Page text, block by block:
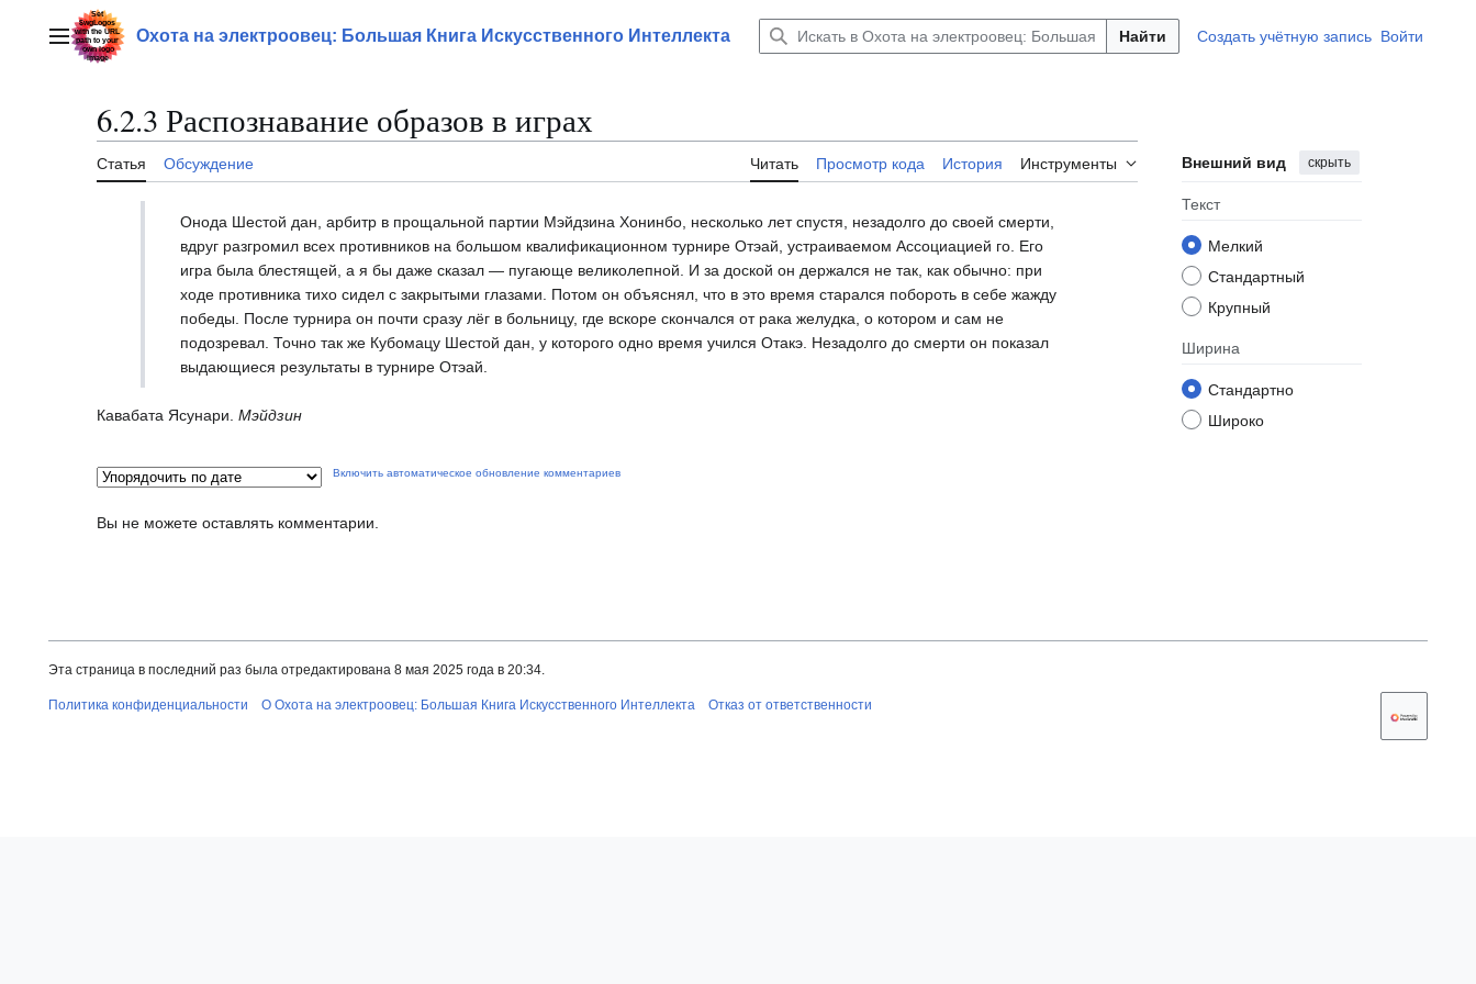
содержаниюГлавное менюОхота на электроовец: Большая Книга Искусственного Интеллекта Найти Создать учётную запись Войти
6.2.3 Распознавание образов в играх
Статья Обсуждение Читать Просмотр кода История Инструменты Внешний вид скрыть
Текст
Мелкий
Стандартный
Крупный
Ширина
Стандартно
Широко
Онода Шестой дан, арбитр в прощальной партии Мэйдзина Хонинбо, несколько лет спустя, незадолго до своей смерти,
вдруг разгромил всех противников на большом квалификационном турнире Отэай, устраиваемом Ассоциацией го. Его
игра была блестящей, а я бы даже сказал — пугающе великолепной. И за доской он держался не так, как обычно: при
ходе противника тихо сидел с закрытыми глазами. Потом он объяснял, что в это время старался побороть в себе жажду
победы. После турнира он почти сразу лёг в больницу, где вскоре скончался от рака желудка, о котором и сам не
подозревал. Точно так же Кубомацу Шестой дан, у которого одно время учился Отакэ. Незадолго до смерти он показал
выдающиеся результаты в турнире Отэай.
Кавабата Ясунари. Мэйдзин
Включить автоматическое обновление комментариев
Вы не можете оставлять комментарии.
Эта страница в последний раз была отредактирована 8 мая 2025 года в 20:34.
Политика конфиденциальности О Охота на электроовец: Большая Книга Искусственного Интеллекта Отказ от ответственности